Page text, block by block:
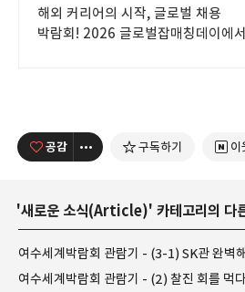
해외 커리어의 시작, 글로벌 채용
박람회! 2026 글로벌잡매칭데이에서
공감 구독하기 이
'새로운 소식(Article)' 카테고리의 다
여수세계박람회 관람기 - (3-1) SK관 완
여수세계박람회 관람기 - (2) 찰진 회를 먹